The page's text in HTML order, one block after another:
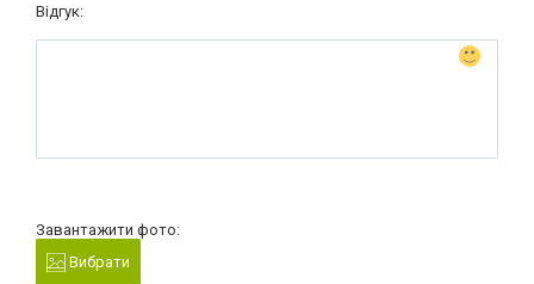
Відгук:
Завантажити фото:
Вибрати